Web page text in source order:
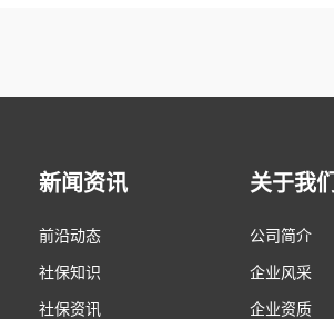
新闻资讯
前沿动态
社保知识
社保资讯
关于我们
公司简介
企业风采
企业资质